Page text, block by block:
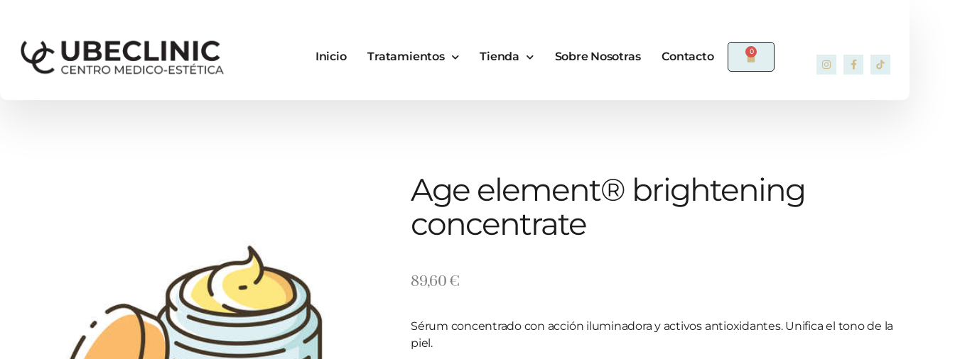
Inicio Tratamientos Tienda Sobre Nosotras Contacto 0
Age element® brightening
concentrate
89,60€
Sérum concentrado con acción iluminadora y activos antioxidantes. Unifica el tono de la
piel.